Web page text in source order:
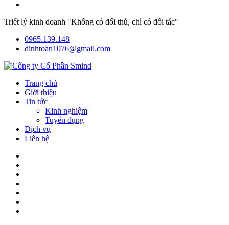
Triết lý kinh doanh "Không có đối thủ, chỉ có đối tác"
0965.139.148
dinhtoan1076@gmail.com
Trang chủ
Giới thiệu
Tin tức
Kinh nghiệm
Tuyển dụng
Dịch vụ
Liên hệ